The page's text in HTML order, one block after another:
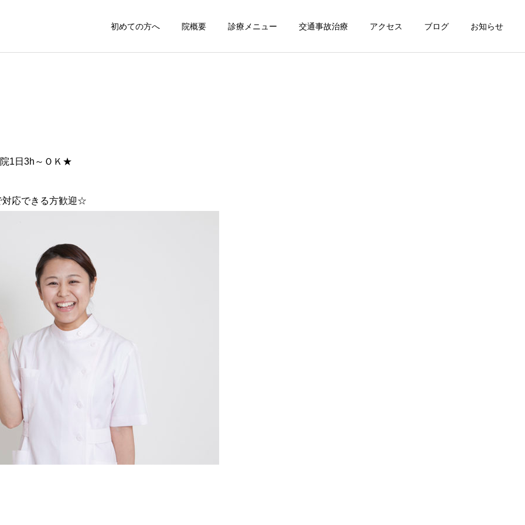
初めての方へ 院概要 診療メニュー 交通事故治療 アクセス ブログ お知らせ
1日3h～ＯＫ★
対応できる方歓迎☆